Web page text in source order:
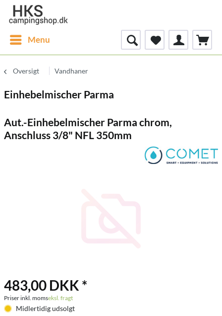
Menu
Oversigt Vandhaner
Einhebelmischer Parma
Aut.-Einhebelmischer Parma chrom,
Anschluss 3/8" NFL 350mm
483,00 DKK *
Priser inkl. momseksl. fragt
Midlertidig udsolgt